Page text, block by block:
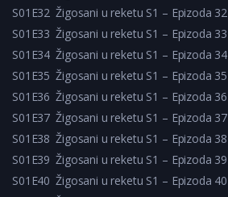
S01E32 Žigosani u reketu S1 – Epizoda 32
S01E33 Žigosani u reketu S1 – Epizoda 33
S01E34 Žigosani u reketu S1 – Epizoda 34
S01E35 Žigosani u reketu S1 – Epizoda 35
S01E36 Žigosani u reketu S1 – Epizoda 36
S01E37 Žigosani u reketu S1 – Epizoda 37
S01E38 Žigosani u reketu S1 – Epizoda 38
S01E39 Žigosani u reketu S1 – Epizoda 39
S01E40 Žigosani u reketu S1 – Epizoda 40